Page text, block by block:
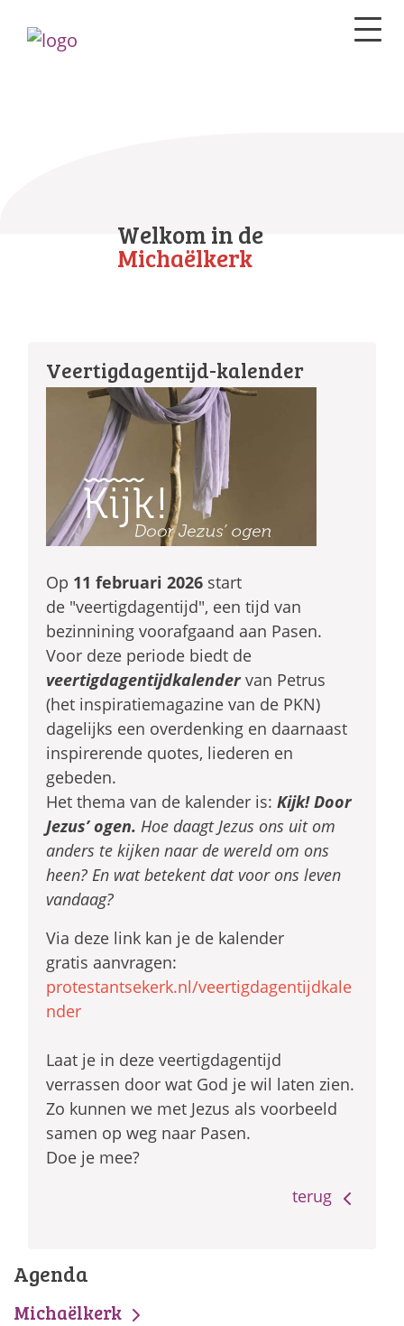
Welkom in de
Michaëlkerk
Veertigdagentijd-kalender
Op 11 februari 2026 start
de "veertigdagentijd", een tijd van
bezinnining voorafgaand aan Pasen.
Voor deze periode biedt de
veertigdagentijdkalendervan Petrus
(het inspiratiemagazine van de PKN)
dagelijks een overdenking en daarnaast
inspirerende quotes, liederen en
gebeden.
Het thema van de kalender is: Kijk! Door
Jezus’ ogen. Hoe daagt Jezus ons uit om
anders te kijken naar de wereld om ons
heen? En wat betekent dat voor ons leven
vandaag?
Via deze link kan je de kalender
gratis aanvragen:
protestantsekerk.nl/veertigdagentijdkale
nder
Laat je in deze veertigdagentijd
verrassen door wat God je wil laten zien.
Zo kunnen we met Jezus als voorbeeld
samen op weg naar Pasen.
Doe je mee?
terug
Agenda
Michaëlkerk